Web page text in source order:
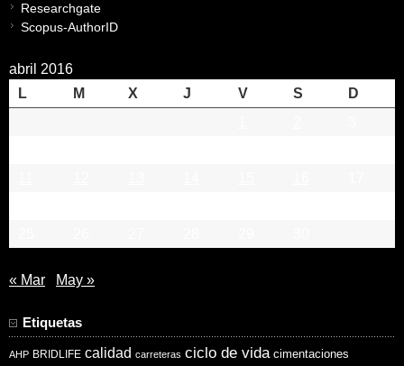
Researchgate
Scopus-AuthorID
abril 2016
L
M X J V S
D
« Mar May »
Etiquetas
AHP BRIDLIFE calidad carreteras ciclo de vida cimentaciones